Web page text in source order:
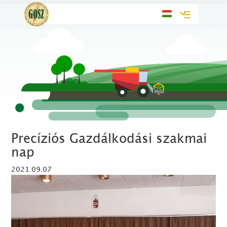
Toggle
Precíziós Gazdálkodási szakmai
nap
2021.09.07